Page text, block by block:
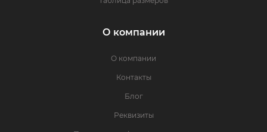
О компании
О компании
Контакты
Блог
Реквизиты